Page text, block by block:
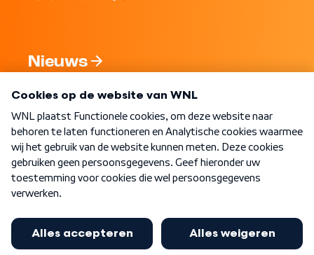
Nieuws
Nieuwsbrief
Word Lid